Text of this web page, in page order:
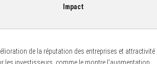
Impact
de la réputation des entreprises et attractivité